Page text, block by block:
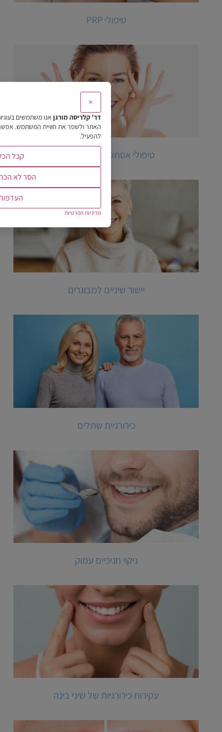
טיפולי PRP
טיפולי אסתטיקה של הפנים
יישור שיניים למבוגרים
כירורגיית שתלים
ניקוי חניכיים עמוק
עקירות כירורגיות של שיני בינה
×
דר' קלריסה מורגן אנו משתמשים
האתר ולשפר את חוויית המשתמש. אפשר
להפעיל.
קבל
הסר לא
מדיניות הפרטיות